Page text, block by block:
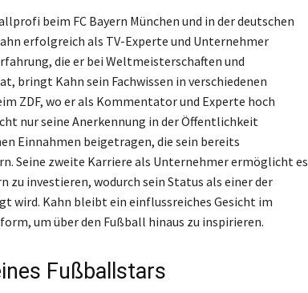
beim FC Bayern München und in der deutschen
erfolgreich als TV-Experte und Unternehmer
die er bei Weltmeisterschaften und
bringt Kahn sein Fachwissen in verschiedenen
ZDF, wo er als Kommentator und Experte hoch
nur seine Anerkennung in der Öffentlichkeit
Einnahmen beigetragen, die sein bereits
Seine zweite Karriere als Unternehmer ermöglicht es
zu investieren, wodurch sein Status als einer der
wird. Kahn bleibt ein einflussreiches Gesicht im
um über den Fußball hinaus zu inspirieren.
Fußballstars